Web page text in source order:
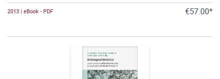
2013 | eBook - PDF €57.00*